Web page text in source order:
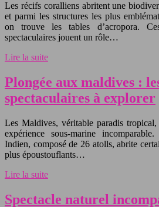
Les récifs coralliens abritent une
et parmi les structures les plus
on trouve les tables d’acropora.
spectaculaires jouent un rôle…
Lire la suite
Plongée aux maldives :
spectaculaires à explorer
Les Maldives, véritable paradis
expérience sous-marine
Indien, composé de 26 atolls, abrite
plus époustouflants…
Lire la suite
Spectacle naturel